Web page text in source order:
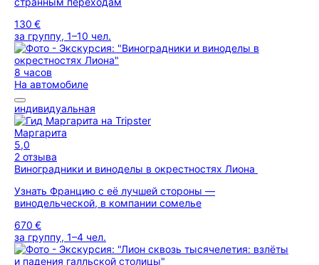
130 €
за группу, 1–10 чел.
8 часов
На автомобиле
индивидуальная
Маргарита
5,0
2 отзыва
Виноградники и виноделы в окрестностях Лиона
Узнать Францию с её лучшей стороны —
винодельческой, в компании сомелье
670 €
за группу, 1–4 чел.